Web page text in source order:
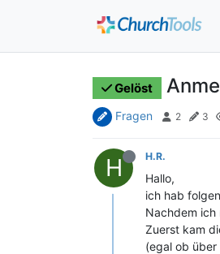
Gelöst
Fragen 2 3
H H.R.
Hallo,
ich hab
Nachdem ich
Zuerst kam
(egal ob